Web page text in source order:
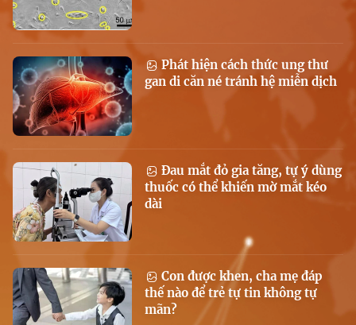
Phát hiện cách thức ung thư
gan di căn né tránh hệ miễn dịch
Đau mắt đỏ gia tăng, tự ý dùng
thuốc có thể khiến mờ mắt kéo
dài
Con được khen, cha mẹ đáp
thế nào để trẻ tự tin không tự
mãn?